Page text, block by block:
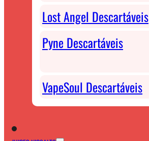
Lost Angel Descartáveis
Pyne Descartáveis
VapeSoul Descartáveis